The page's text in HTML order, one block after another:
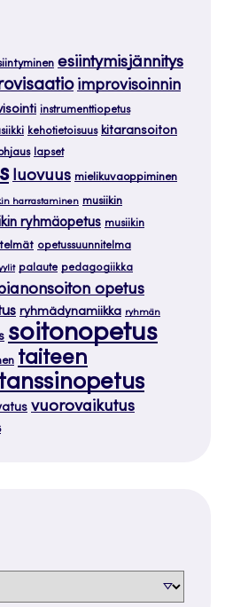
esiintymisjännitys
improvisoinnin
instrumenttiopetus
kehotietoisuus kitaransoiton
lapset
luovuus mielikuvaoppiminen
harrastaminen musiikin
ryhmäopetus musiikin
opetussuunnitelma
palaute pedagogiikka
opetus
ryhmädynamiikka ryhmän
soitonopetus
taiteen
tanssinopetus
vuorovaikutus